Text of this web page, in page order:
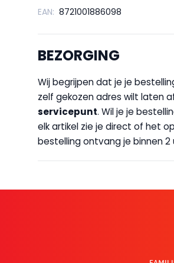
EAN: 8721001886098
BEZORGING
Wij begrijpen dat je je
zelf gekozen adres wilt laten
servicepunt. Wil je je
elk artikel zie je direct of het
bestelling ontvang je binnen